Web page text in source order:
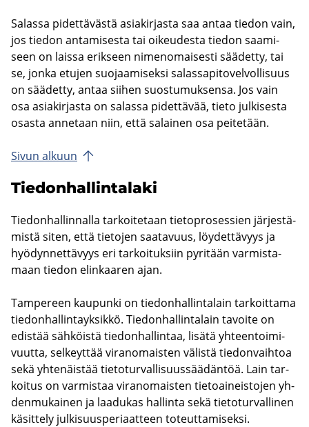
Sa­las­sa pi­det­tä­väs­tä asia­kir­jas­ta saa antaa tie­don vain,
jos tie­don an­ta­mi­ses­ta tai oi­keu­des­ta tie­don saa­mi­
seen on lais­sa erik­seen ni­men­omai­ses­ti sää­det­ty, tai
se, jonka etu­jen suo­jaa­mi­sek­si sa­las­sa­pi­to­vel­vol­li­suus
on sää­det­ty, antaa sii­hen suos­tu­muk­sen­sa. Jos vain
osa asia­kir­jas­ta on sa­las­sa pi­det­tä­vää, tieto jul­ki­ses­ta
osas­ta an­ne­taan niin, että sa­lai­nen osa pei­te­tään.
Sivun al­kuun
Tie­don­hal­lin­ta­la­ki
Tie­don­hal­lin­nal­la tar­koi­te­taan tie­to­pro­ses­sien jär­jes­tä­
mis­tä siten, että tie­to­jen saa­ta­vuus, löy­det­tä­vyys ja
hyö­dyn­net­tä­vyys eri tar­koi­tuk­siin py­ri­tään var­mis­ta­
maan tie­don elin­kaa­ren ajan.
Tam­pe­reen kau­pun­ki on tie­don­hal­lin­ta­lain tar­koit­ta­ma
tie­don­hal­lin­tayk­sik­kö. Tie­don­hal­lin­ta­lain ta­voi­te on
edis­tää säh­köis­tä tie­don­hal­lin­taa, li­sä­tä yh­teen­toi­mi­
vuut­ta, sel­keyt­tää vi­ran­omais­ten vä­lis­tä tie­don­vaih­toa
sekä yh­te­näis­tää tie­to­tur­val­li­suus­sää­dän­töä. Lain tar­
koi­tus on var­mis­taa vi­ran­omais­ten tie­toai­neis­to­jen yh­
den­mu­kai­nen ja laa­du­kas hal­lin­ta sekä tie­to­tur­val­li­nen
kä­sit­te­ly jul­ki­suus­pe­ri­aat­teen to­teut­ta­mi­sek­si.